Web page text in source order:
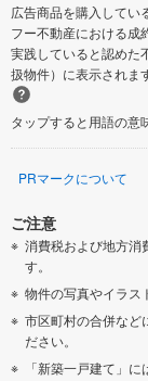
広告商品を購入してい
フー不動産における成
実践していると認めた
扱物件）に表示されます
タップすると用語の意
PRマークについて
ご注意
消費税および地方消
す。
物件の写真やイラス
市区町村の合併など
ださい。
「新築一戸建て」